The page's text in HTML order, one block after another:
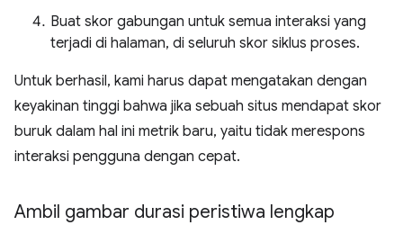
Buat skor gabungan untuk semua interaksi yang
terjadi di halaman, di seluruh skor siklus proses.
Untuk berhasil, kami harus dapat mengatakan dengan
keyakinan tinggi bahwa jika sebuah situs mendapat skor
buruk dalam hal ini metrik baru, yaitu tidak merespons
interaksi pengguna dengan cepat.
Ambil gambar durasi peristiwa lengkap